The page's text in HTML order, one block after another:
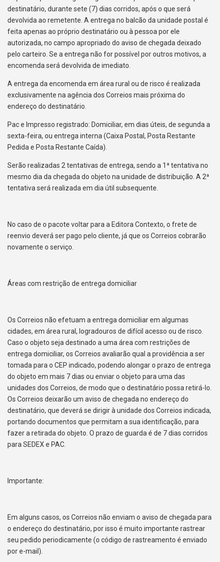
destinatário, durante sete (7) dias corridos, após o que será
devolvida ao remetente. A entrega no balcão da unidade postal é
feita apenas ao próprio destinatário ou à pessoa por ele
autorizada, no campo apropriado do aviso de chegada deixado
pelo carteiro. Se a entrega não for possível por outros motivos, a
encomenda será devolvida de imediato.
A entrega da encomenda em área rural ou de risco é realizada
exclusivamente na agência dos Correios mais próxima do
endereço do destinatário.
Pac e Impresso registrado: Domiciliar, em dias úteis, de segunda a
sexta-feira, ou entrega interna (Caixa Postal, Posta Restante
Pedida e Posta Restante Caída).
Serão realizadas 2 tentativas de entrega, sendo a 1ª tentativa no
mesmo dia da chegada do objeto na unidade de distribuição. A 2ª
tentativa será realizada em dia útil subsequente.
No caso de o pacote voltar para a Editora Contexto, o frete de
reenvio deverá ser pago pelo cliente, já que os Correios cobrarão
novamente o serviço.
Áreas com restrição de entrega domiciliar
Os Correios não efetuam a entrega domiciliar em algumas
cidades, em área rural, logradouros de difícil acesso ou de risco.
Caso o objeto seja destinado a uma área com restrições de
entrega domiciliar, os Correios avaliarão qual a providência a ser
tomada para o CEP indicado, podendo alongar o prazo de entrega
do objeto em mais 7 dias ou enviar o objeto para uma das
unidades dos Correios, de modo que o destinatário possa retirá-lo.
Os Correios deixarão um aviso de chegada no endereço do
destinatário, que deverá se dirigir à unidade dos Correios indicada,
portando documentos que permitam a sua identificação, para
fazer a retirada do objeto. O prazo de guarda é de 7 dias corridos
para SEDEX e PAC.
Importante:
Em alguns casos, os Correios não enviam o aviso de chegada para
o endereço do destinatário, por isso é muito importante rastrear
seu pedido periodicamente (o código de rastreamento é enviado
por e-mail).